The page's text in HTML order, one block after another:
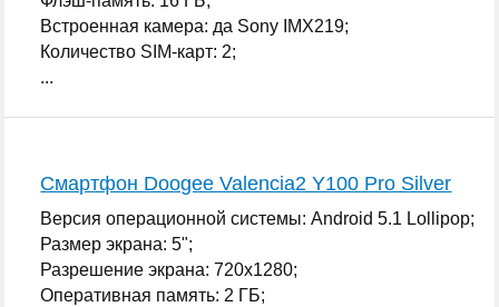
Встроенная камера: да Sony IMX219;
Количество SIM-карт: 2;
...
Смартфон Doogee Valencia2 Y100 Pro Silver
Версия операционной системы: Android 5.1 Lollipop;
Размер экрана: 5";
Разрешение экрана: 720x1280;
Оперативная память: 2 ГБ;